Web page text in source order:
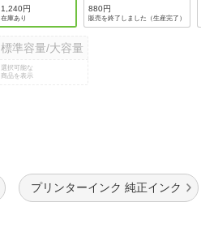
1,240円
在庫あり
880円
販売を終了しました（生産完了）
標準容量/大容量
選択可能な
商品を表示
プリンターインク 純正インク